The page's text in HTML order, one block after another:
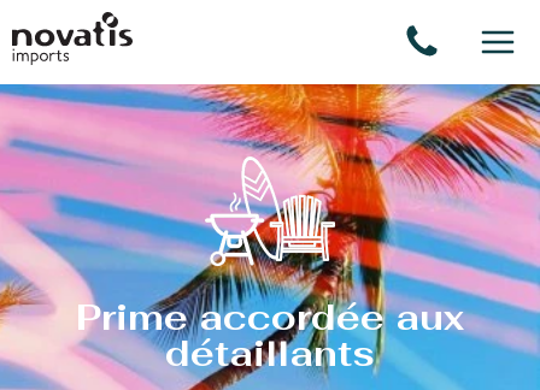
Panneau de gestion des cookies
Prime accordée aux
détaillants